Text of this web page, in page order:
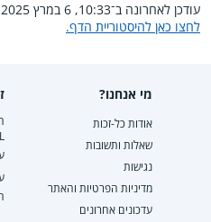
עודכן לאחרונה ב־10:33, 6 במרץ 2025.
לחצו כאן להיסטוריית הדף.
מי אנחנו?
אודות כל-זכות
שאלות ותשובות
נגישות
מדיניות הפרטיות והאתר
עדכונים אחרונים